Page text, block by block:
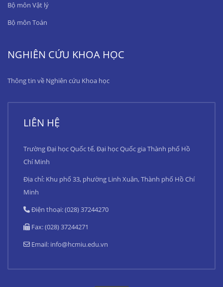
Bộ môn Vật lý
Bộ môn Toán
NGHIÊN CỨU KHOA HỌC
Thông tin về Nghiên cứu Khoa học
LIÊN HỆ
Trường Đại học Quốc tế, Đại học Quốc gia Thành phố Hồ
Chí Minh
Địa chỉ: Khu phố 33, phường Linh Xuân, Thành phố Hồ Chí
Minh
Điện thoại: (028) 37244270
Fax: (028) 37244271
Email: info@hcmiu.edu.vn